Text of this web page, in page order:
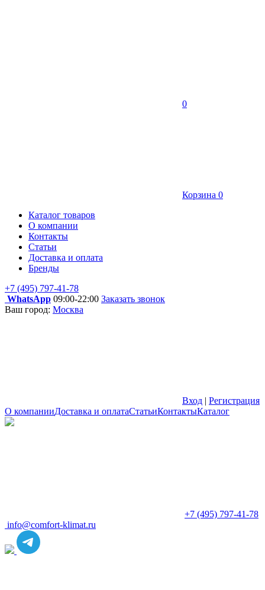
0
Корзина 0
Каталог товаров
О компании
Контакты
Статьи
Доставка и оплата
Бренды
+7 (495) 797-41-78
WhatsApp 09:00-22:00 Заказать звонок
Ваш город: Москва
Вход | Регистрация
О компанииДоставка и оплатаСтатьиКонтактыКаталог
+7 (495) 797-41-78
info@comfort-klimat.ru